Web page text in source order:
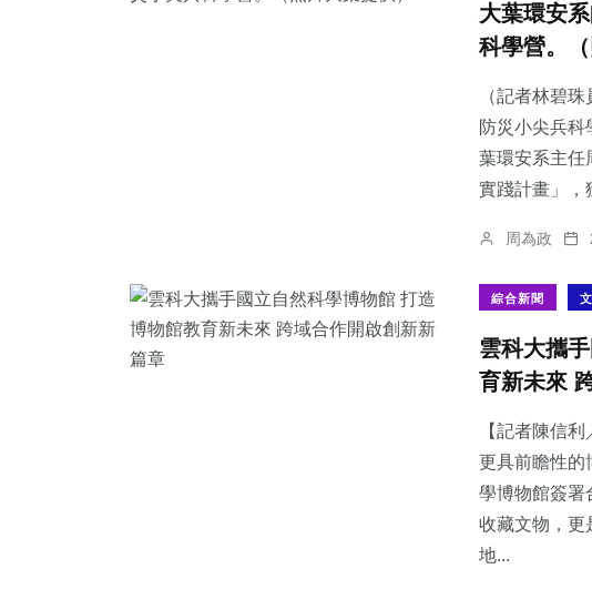
大葉環安
科學營。（
（記者林碧
防災小尖兵科
葉環安系主任
實踐計畫」，
周為政
綜合新聞
雲科大攜
育新未來
【記者陳信
更具前瞻性的
學博物館簽署
收藏文物，更
地...